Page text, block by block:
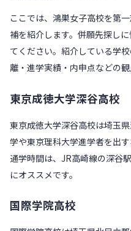
ここでは、鴻巣女子高校を第
補を紹介します。併願先探し
てください。紹介している学
離・進学実績・内申点などの観
東京成徳大学深谷高校
東京成徳大学深谷高校は埼玉
学や東京理科大学進学者を出
通学時間は、JR高崎線の深谷
にオススメです。
国際学院高校